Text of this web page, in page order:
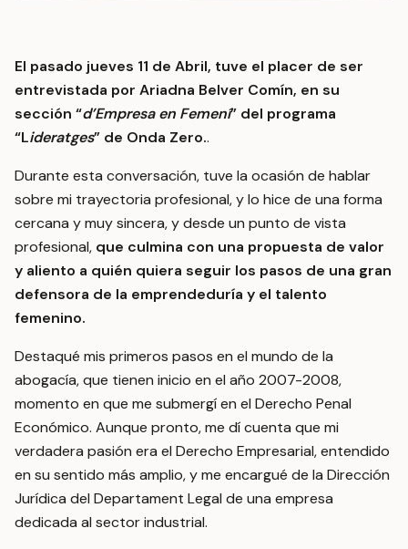
El pasado jueves 11 de Abril, tuve el placer de ser
entrevistada por Ariadna Belver Comín, en su
sección “d’Empresa en Femení” del programa
“Lideratges” de Onda Zero..
Durante esta conversación, tuve la ocasión de hablar
sobre mi trayectoria profesional, y lo hice de una forma
cercana y muy sincera, y desde un punto de vista
profesional, que culmina con una propuesta de valor
y aliento a quién quiera seguir los pasos de una gran
defensora de la emprendeduría y el talento
femenino.
Destaqué mis primeros pasos en el mundo de la
abogacía, que tienen inicio en el año 2007-2008,
momento en que me submergí en el Derecho Penal
Económico. Aunque pronto, me dí cuenta que mi
verdadera pasión era el Derecho Empresarial, entendido
en su sentido más amplio, y me encargué de la Dirección
Jurídica del Departament Legal de una empresa
dedicada al sector industrial.